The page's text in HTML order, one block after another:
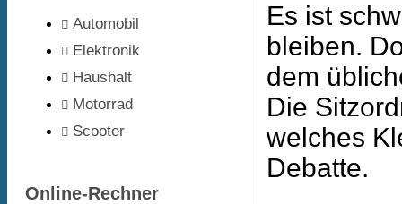
Es ist
bleiben.
dem
Die
welches
Debatte.
Automobil
Elektronik
Haushalt
Motorrad
Scooter
Online-Rechner